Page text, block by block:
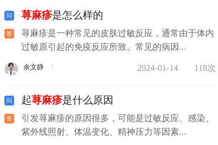
荨麻疹是怎么样的
荨麻疹是一种常见的皮肤过敏反应，通常由于体内
过敏原引起的免疫反应所致。常见的病因...
余文静 2024-01-14 118次
起荨麻疹是什么原因
引发荨麻疹的原因很多，可能是过敏反应、感染、
紫外线照射、体温变化、精神压力等因素...